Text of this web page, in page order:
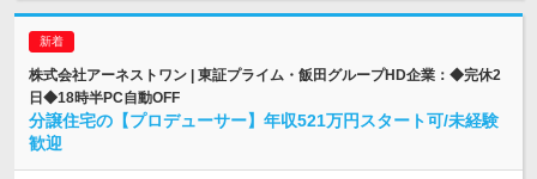
株式会社アーネストワン | 東証プライム・飯田グループHD企業：◆完休2
日◆18時半PC自動OFF
分譲住宅の【プロデューサー】年収521万円スタート可/未経験
歓迎